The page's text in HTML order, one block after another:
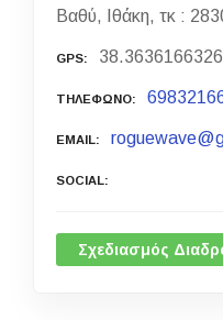
Βαθύ, Ιθάκη, τκ :
GPS
ΤΗΛΕΦΩΝΟ
EMAIL
SOCIAL
Σχεδιασμός